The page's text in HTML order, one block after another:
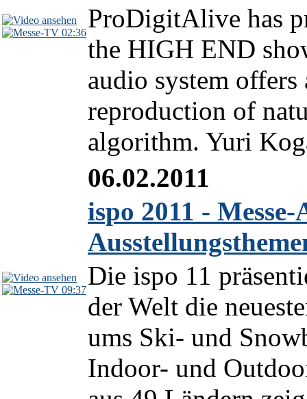
02:36ProDigitAlive has
the HIGH END
audio system
reproduction of
algorithm. Yuri
09:37
06.02.2011
ispo 2011 -
Die ispo 11
der Welt die
ums Ski- und
Indoor- und